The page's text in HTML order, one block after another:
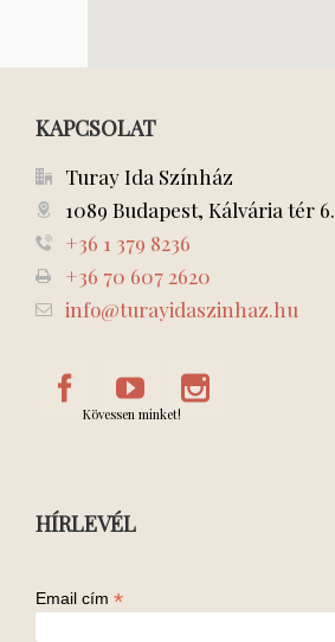
KAPCSOLAT
Turay Ida Színház
1089 Budapest, Kálvária tér 6.
+36 1 379 8236
+36 70 607 2620
info@turayidaszinhaz.hu
Kövessen minket!
HÍRLEVÉL
Email cím *